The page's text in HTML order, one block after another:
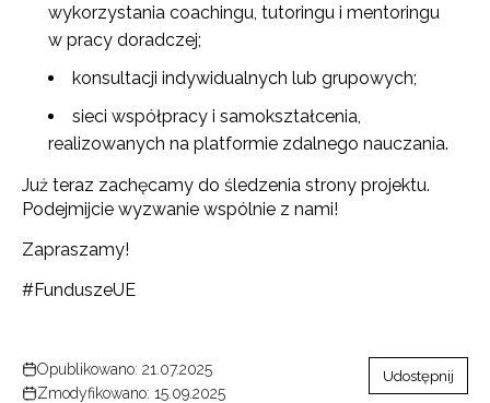
wykorzystania coachingu, tutoringu i mentoringu
w pracy doradczej;
konsultacji indywidualnych lub grupowych;
sieci współpracy i samokształcenia,
realizowanych na platformie zdalnego nauczania.
Już teraz zachęcamy do śledzenia strony projektu.
Podejmijcie wyzwanie wspólnie z nami!
Zapraszamy!
#FunduszeUE
Opublikowano: 21.07.2025
Zmodyfikowano: 15.09.2025
Udostępnij